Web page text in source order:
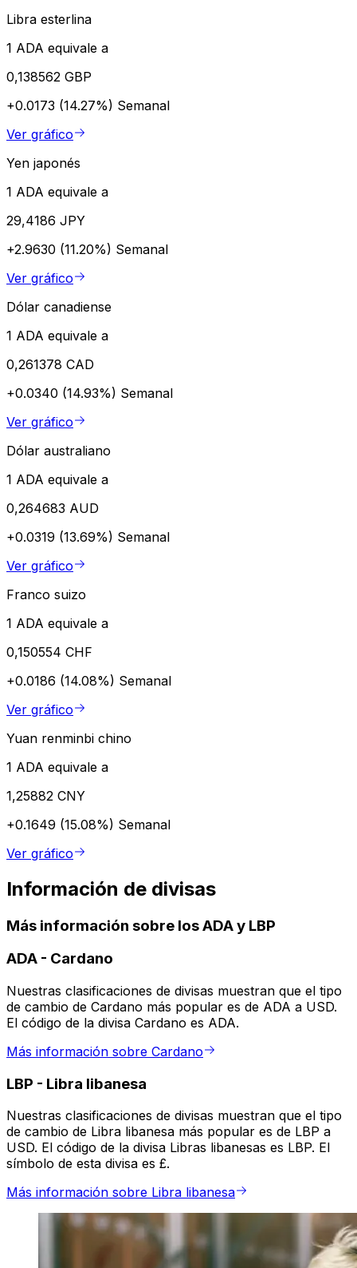
Libra esterlina
1 ADA equivale a
0,138562 GBP
+0.0173 (14.27%) Semanal
Ver gráfico
Yen japonés
1 ADA equivale a
29,4186 JPY
+2.9630 (11.20%) Semanal
Ver gráfico
Dólar canadiense
1 ADA equivale a
0,261378 CAD
+0.0340 (14.93%) Semanal
Ver gráfico
Dólar australiano
1 ADA equivale a
0,264683 AUD
+0.0319 (13.69%) Semanal
Ver gráfico
Franco suizo
1 ADA equivale a
0,150554 CHF
+0.0186 (14.08%) Semanal
Ver gráfico
Yuan renminbi chino
1 ADA equivale a
1,25882 CNY
+0.1649 (15.08%) Semanal
Ver gráfico
Información de divisas
Más información sobre los ADA y LBP
ADA - Cardano
Nuestras clasificaciones de divisas muestran que el tipo
de cambio de Cardano más popular es de ADA a USD.
El código de la divisa Cardano es ADA.
Más información sobre Cardano
LBP - Libra libanesa
Nuestras clasificaciones de divisas muestran que el tipo
de cambio de Libra libanesa más popular es de LBP a
USD. El código de la divisa Libras libanesas es LBP. El
símbolo de esta divisa es £.
Más información sobre Libra libanesa